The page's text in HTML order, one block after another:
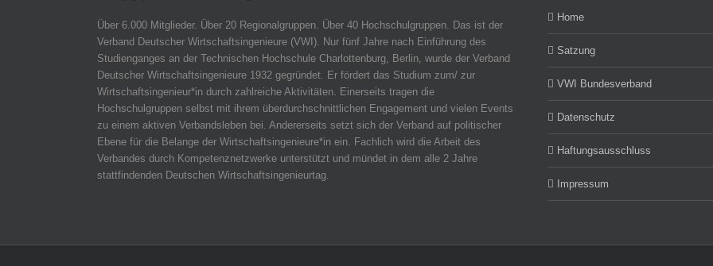
Über 6.000 Mitglieder. Über 20 Regionalgruppen. Über 40 Hochschulgruppen. Das ist der
Verband Deutscher Wirtschaftsingenieure (VWI). Nur fünf Jahre nach Einführung des
Studienganges an der Technischen Hochschule Charlottenburg, Berlin, wurde der Verband
Deutscher Wirtschaftsingenieure 1932 gegründet. Er fördert das Studium zum/ zur
Wirtschaftsingenieur*in durch zahlreiche Aktivitäten. Einerseits tragen die
Hochschulgruppen selbst mit ihrem überdurchschnittlichen Engagement und vielen Events
zu einem aktiven Verbandsleben bei. Andererseits setzt sich der Verband auf politischer
Ebene für die Belange der Wirtschaftsingenieure*in ein. Fachlich wird die Arbeit des
Verbandes durch Kompetenznetzwerke unterstützt und mündet in dem alle 2 Jahre
stattfindenden Deutschen Wirtschaftsingenieurtag.
Home
Satzung
VWI Bundesverband
Datenschutz
Haftungsausschluss
Impressum